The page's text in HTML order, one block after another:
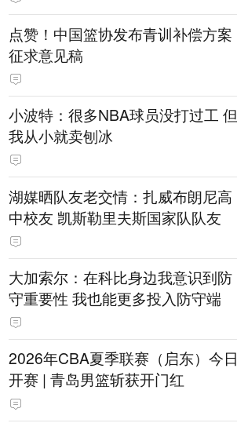
点赞！中国篮协发布青训补偿方案
征求意见稿
小波特：很多NBA球员没打过工 但
我从小就卖刨冰
湖媒晒队友老交情：扎威布朗尼高
中校友 凯斯勒里夫斯国家队队友
大加索尔：在科比身边我意识到防
守重要性 我也能更多投入防守端
2026年CBA夏季联赛（启东）今日
开赛 | 青岛男篮斩获开门红